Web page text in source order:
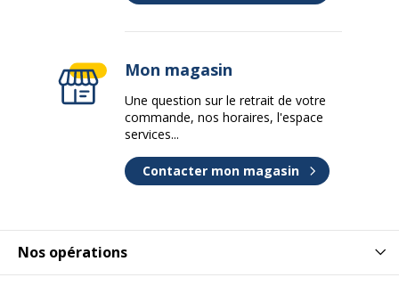
Nos opérations
Mon magasin
Une question sur le retrait de votre
commande, nos horaires, l'espace
services...
Contacter mon magasin